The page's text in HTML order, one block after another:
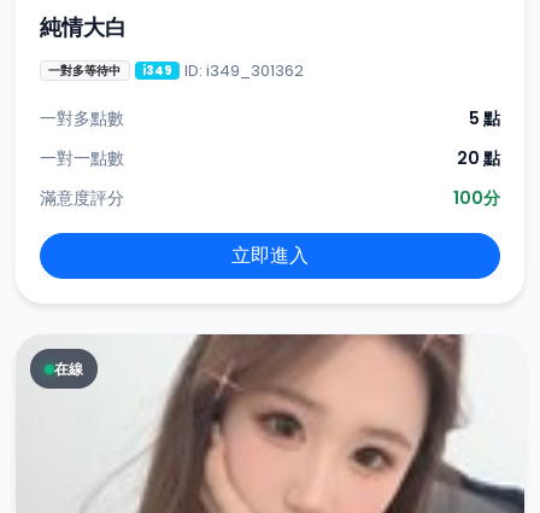
純情大白
一對多等待中 i349 ID: i349_301362
一對多點數
5 點
一對一點數
20 點
滿意度評分
100分
立即進入
在線